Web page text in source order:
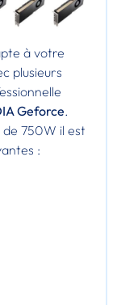
à votre
plusieurs
Geforce.
750W il est
: